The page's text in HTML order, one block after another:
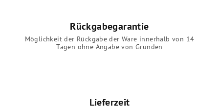
Rückgabegarantie
Möglichkeit der Rückgabe der Ware innerhalb von 14
Tagen ohne Angabe von Gründen
Lieferzeit